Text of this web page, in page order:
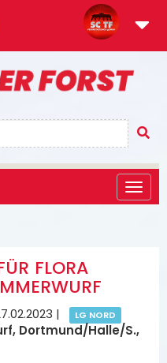
FLORA
| LG NORD
Dortmund/Halle/S.,